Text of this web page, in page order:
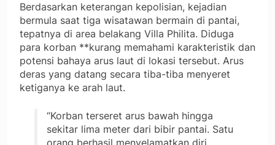
Berdasarkan keterangan kepolisian, kejadian
bermula saat tiga wisatawan bermain di pantai,
tepatnya di area belakang Villa Philita. Diduga
para korban **kurang memahami karakteristik dan
potensi bahaya arus laut di lokasi tersebut. Arus
deras yang datang secara tiba-tiba menyeret
ketiganya ke arah laut.
“Korban terseret arus bawah hingga
sekitar lima meter dari bibir pantai. Satu